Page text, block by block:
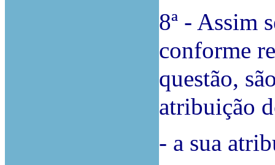
8ª - Assim
conforme
questão,
atribuição
- a sua